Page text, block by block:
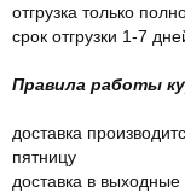
отгрузка только
срок отгрузки 1-7
Правила работы
доставка
пятницу
доставка в